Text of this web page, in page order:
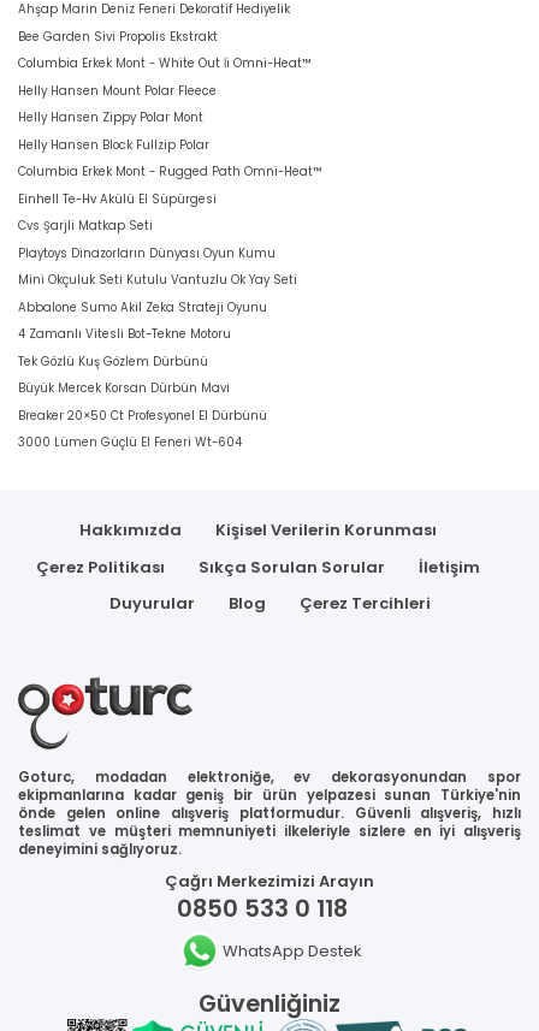
Ahşap Marin Deniz Feneri Dekoratif Hediyelik
Bee Garden Sivi Propolis Ekstrakt
Columbia Erkek Mont - White Out İi Omni-Heat™
Helly Hansen Mount Polar Fleece
Helly Hansen Zippy Polar Mont
Helly Hansen Block Fullzip Polar
Columbia Erkek Mont - Rugged Path Omni-Heat™
Einhell Te-Hv Akülü El Süpürgesi
Cvs Şarjli Matkap Seti
Playtoys Dinazorların Dünyası Oyun Kumu
Mini Okçuluk Seti Kutulu Vantuzlu Ok Yay Seti
Abbalone Sumo Akil Zeka Strateji Oyunu
4 Zamanlı Vitesli Bot-Tekne Motoru
Tek Gözlü Kuş Gözlem Dürbünü
Büyük Mercek Korsan Dürbün Mavi
Breaker 20×50 Ct Profesyonel El Dürbünü
3000 Lümen Güçlü El Feneri Wt-604
Hakkımızda
Kişisel Verilerin Korunması
Çerez Politikası
Sıkça Sorulan Sorular
İletişim
Duyurular
Blog Çerez Tercihleri
Goturc, modadan elektroniğe, ev dekorasyonundan spor
ekipmanlarına kadar geniş bir ürün yelpazesi sunan Türkiye'nin
önde gelen online alışveriş platformudur. Güvenli alışveriş, hızlı
teslimat ve müşteri memnuniyeti ilkeleriyle sizlere en iyi alışveriş
deneyimini sağlıyoruz.
Çağrı Merkezimizi Arayın
0850 533 0 118
WhatsApp Destek
Güvenliğiniz